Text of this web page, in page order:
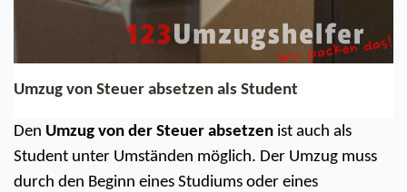
Umzug von Steuer absetzen als Student
Den Umzug von der Steuer absetzen ist auch als
Student unter Umständen möglich. Der Umzug muss
durch den Beginn eines Studiums oder eines